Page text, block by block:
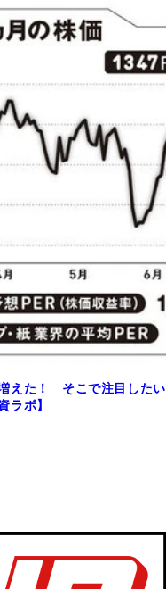
えた！ そこで注目したい
ラボ】